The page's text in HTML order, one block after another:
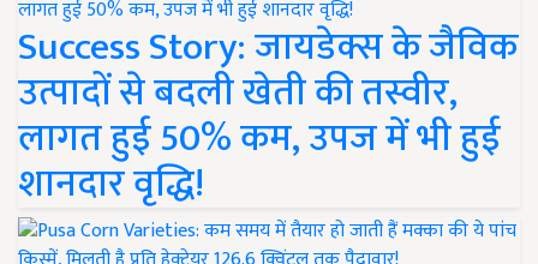
Success Story: जायडेक्स के जैविक
उत्पादों से बदली खेती की तस्वीर,
लागत हुई 50% कम, उपज में भी हुई
शानदार वृद्धि!